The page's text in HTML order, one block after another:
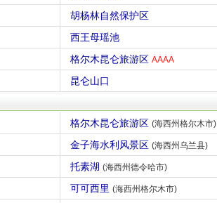
胡杨林自然保护区
西王母瑶池
格尔木昆仑旅游区 AAAA
昆仑山口
格尔木昆仑旅游区 (海西州格尔木市)
金子海水利风景区 (海西州乌兰县)
托素湖 (海西州德令哈市)
可可西里 (海西州格尔木市)